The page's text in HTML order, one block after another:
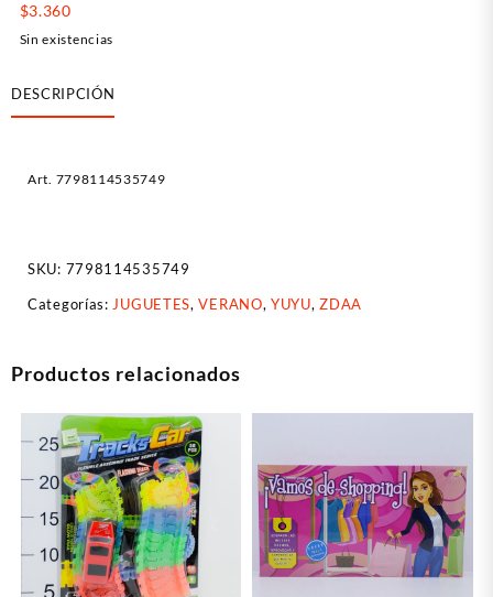
$3.360
Sin existencias
DESCRIPCIÓN
Art. 7798114535749
SKU: 7798114535749
Categorías: JUGUETES,VERANO,YUYU,ZDAA
Productos relacionados